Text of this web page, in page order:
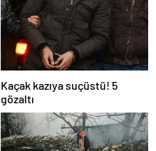
Kaçak kazıya suçüstü! 5
gözaltı